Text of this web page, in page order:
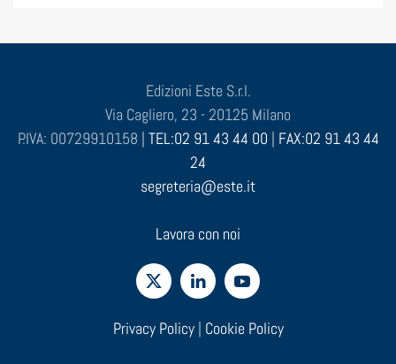
Edizioni Este S.r.l.
Via Cagliero, 23 - 20125 Milano
P.IVA: 00729910158 | TEL:02 91 43 44 00 | FAX:02 91 43 44
24
segreteria@este.it
Lavora con noi
Privacy Policy| Cookie Policy